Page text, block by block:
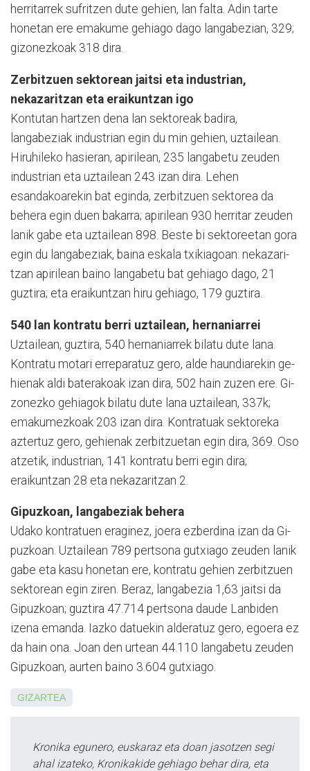
herritarrek sufritzen dute gehien, lan falta. Adin tarte
honetan ere emakume gehiago dago langabezian, 329;
gizonezkoak 318 dira.
Zerbitzuen sektorean jaitsi eta industrian,
nekazaritzan eta eraikuntzan igo
Kontutan hartzen dena lan sektoreak badira,
langabeziak industrian egin du min gehien, uztailean.
Hiruhileko hasieran, apirilean, 235 langabetu zeuden
industrian eta uztailean 243 izan dira. Lehen
esandakoarekin bat eginda, zerbitzuen sektorea da
behera egin duen bakarra; apirilean 930 herritar zeuden
lanik gabe eta uztailean 898. Beste bi sektoreetan gora
egin du langabeziak, baina eskala txikiagoan: nekazari­
tzan apirilean baino langabetu bat gehiago dago, 21
guztira; eta eraikuntzan hiru gehiago, 179 guztira.
540 lan kontratu berri uztailean, hernaniarrei
Uztailean, guztira, 540 hernaniarrek bilatu dute lana.
Kontratu motari erreparatuz gero, alde haundiarekin ge­
hienak aldi baterakoak izan dira, 502 hain zuzen ere. Gi­
zonezko gehiagok bilatu dute lana uztailean, 337k;
emakumezkoak 203 izan di­ra. Kontratuak sektoreka
aztertuz gero, gehienak zerbitzuetan egin dira, 369. Oso
atzetik, industrian, 141 kontratu berri egin dira;
eraikuntzan 28 eta ­nekazaritzan 2.
Gipuzkoan, langabeziak behera
Udako kontratuen eraginez, joera ezberdina izan da Gi­
puzkoan. Uztailean 789 pertsona gutxiago zeu­den lanik
gabe eta kasu honetan ere, kontratu ge­hien zerbi­tzuen
sektorean egin ziren. Beraz, langabezia 1,63 jaitsi da
Gipuzkoan; guztira 47.714 pertsona dau­de Lanbiden
izena emanda. Iazko datuekin al­deratuz gero, egoera ez
da hain ona. Joan den urtean 44.110 langabetu zeuden
Gipuz­koan, aurten bai­no 3.604 gutxiago.
GIZARTEA
Kronika egunero, euskaraz eta doan jasotzen segi
ahal izateko, Kronikakide gehiago behar dira, eta